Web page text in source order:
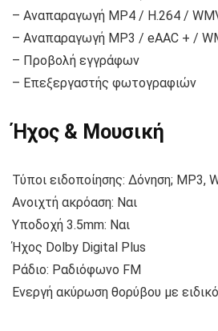
– Αναπαραγωγή MP4 / H.264 /
– Αναπαραγωγή MP3 / eAAC + /
– Προβολή εγγράφων
– Επεξεργαστής φωτογραφιών
Ήχος & Μουσική
Τύποι ειδοποίησης: Δόνηση; MP3,
Ανοιχτή ακρόαση: Ναι
Υποδοχή 3.5mm: Ναι
Ήχος Dolby Digital Plus
Ράδιο: Ραδιόφωνο FM
Ενεργή ακύρωση θορύβου με